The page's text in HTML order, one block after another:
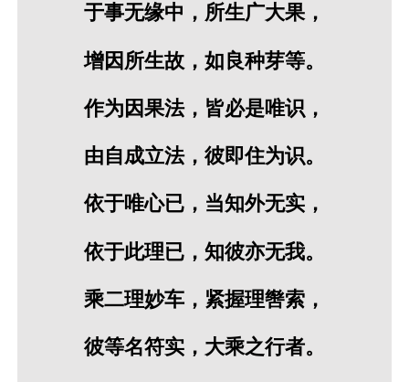
于事无缘中，所生广大果，
增因所生故，如良种芽等。
作为因果法，皆必是唯识，
由自成立法，彼即住为识。
依于唯心已，当知外无实，
依于此理已，知彼亦无我。
乘二理妙车，紧握理辔索，
彼等名符实，大乘之行者。